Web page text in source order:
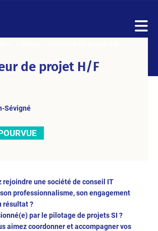
de projet H/F
Sévigné
rejoindre une société de conseil IT
professionnalisme, son engagement
résultat ?
par le pilotage de projets SI ?
aimez coordonner et accompagner vos